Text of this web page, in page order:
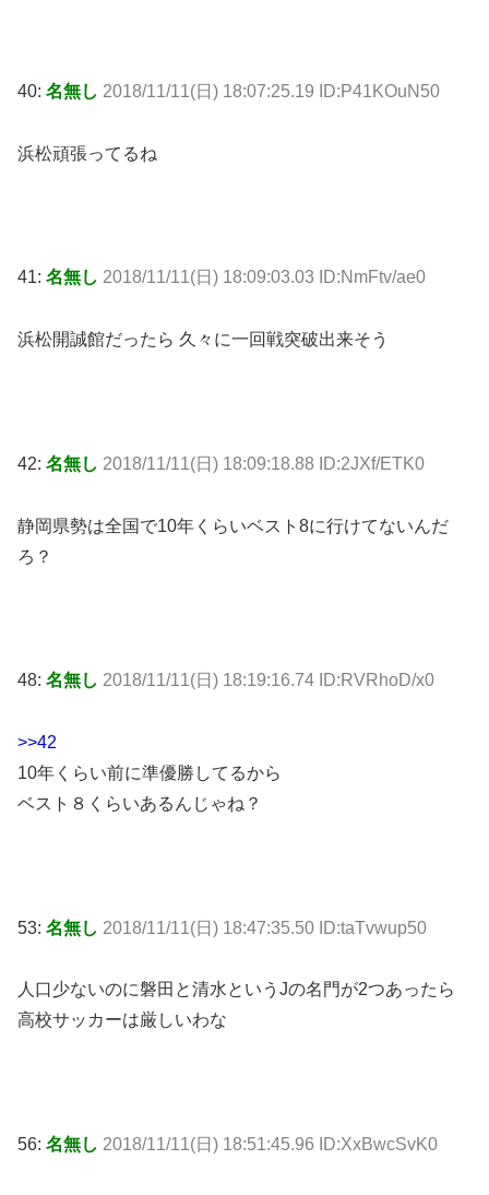
40: 名無し 2018/11/11(日) 18:07:25.19 ID:P41KOuN50
浜松頑張ってるね
41: 名無し 2018/11/11(日) 18:09:03.03 ID:NmFtv/ae0
浜松開誠館だったら 久々に一回戦突破出来そう
42: 名無し 2018/11/11(日) 18:09:18.88 ID:2JXf/ETK0
静岡県勢は全国で10年くらいベスト8に行けてないんだ
ろ？
48: 名無し 2018/11/11(日) 18:19:16.74 ID:RVRhoD/x0
>>42
10年くらい前に準優勝してるから
ベスト８くらいあるんじゃね？
53: 名無し 2018/11/11(日) 18:47:35.50 ID:taTvwup50
人口少ないのに磐田と清水というJの名門が2つあったら
高校サッカーは厳しいわな
56: 名無し 2018/11/11(日) 18:51:45.96 ID:XxBwcSvK0